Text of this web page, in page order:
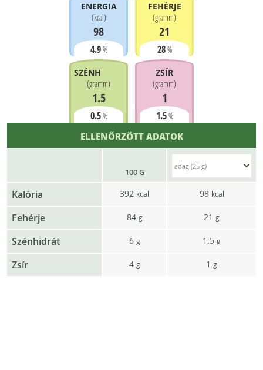
ENERGIA
(kcal)
98
4.9%
FEHÉRJE
(gramm)
21
28%
SZÉNHIDRÁT
(gramm)
1.5
0.5%
ZSÍR
(gramm)
1
1.5%
ELLENŐRZÖTT ADATOK
100 G
Kalória 392 kcal 98 kcal
Fehérje 84 g 21 g
Szénhidrát 6 g 1.5 g
Zsír 4 g 1 g